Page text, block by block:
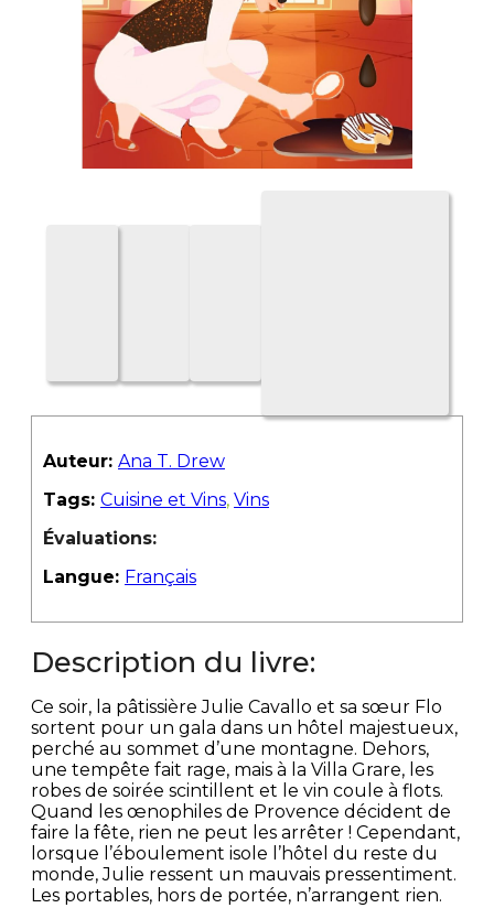
Auteur: Ana T. Drew
Tags: Cuisine et Vins, Vins
Évaluations:
Langue: Français
Description du livre:
Ce soir, la pâtissière Julie Cavallo et sa sœur Flo
sortent pour un gala dans un hôtel majestueux,
perché au sommet d’une montagne. Dehors,
une tempête fait rage, mais à la Villa Grare, les
robes de soirée scintillent et le vin coule à flots.
Quand les œnophiles de Provence décident de
faire la fête, rien ne peut les arrêter ! Cependant,
lorsque l’éboulement isole l’hôtel du reste du
monde, Julie ressent un mauvais pressentiment.
Les portables, hors de portée, n’arrangent rien.